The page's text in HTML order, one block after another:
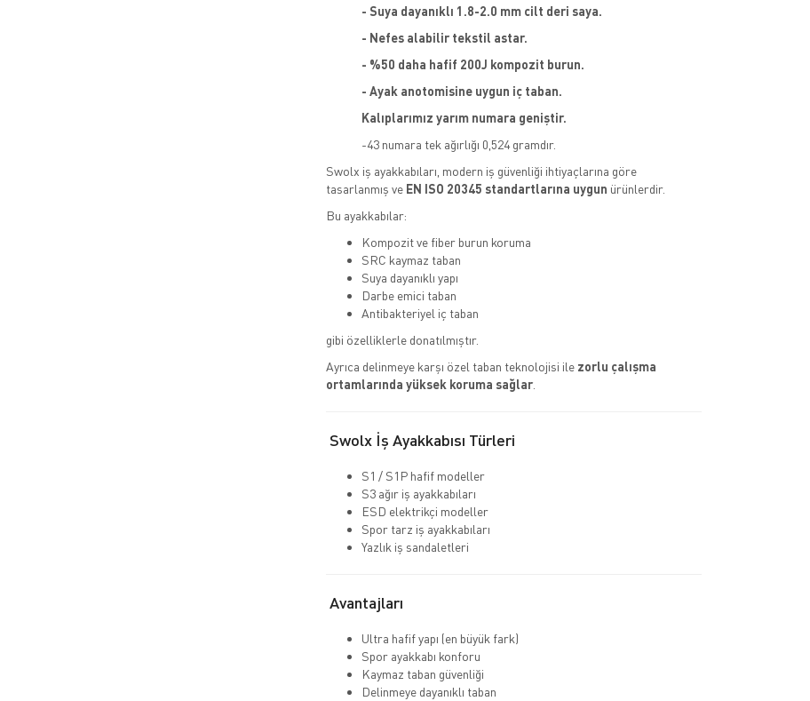
- Suya dayanıklı 1.8-2.0 mm cilt deri saya.
- Nefes alabilir tekstil astar.
- %50 daha hafif 200J kompozit burun.
- Ayak anotomisine uygun iç taban.
Kalıplarımız yarım numara geniştir.
-43 numara tek ağırlığı 0,524 gramdır.
Swolx iş ayakkabıları, modern iş güvenliği ihtiyaçlarına göre
tasarlanmış ve EN ISO 20345 standartlarına uygun ürünlerdir.
Bu ayakkabılar:
Kompozit ve fiber burun koruma
SRC kaymaz taban
Suya dayanıklı yapı
Darbe emici taban
Antibakteriyel iç taban
gibi özelliklerle donatılmıştır.
Ayrıca delinmeye karşı özel taban teknolojisi ile zorlu çalışma
ortamlarında yüksek koruma sağlar.
Swolx İş Ayakkabısı Türleri
S1 / S1P hafif modeller
S3 ağır iş ayakkabıları
ESD elektrikçi modeller
Spor tarz iş ayakkabıları
Yazlık iş sandaletleri
Avantajları
Ultra hafif yapı (en büyük fark)
Spor ayakkabı konforu
Kaymaz taban güvenliği
Delinmeye dayanıklı taban